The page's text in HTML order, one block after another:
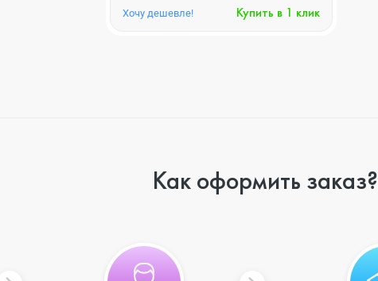
Хочу дешевле! Купить в 1 клик
Как оформить заказ?